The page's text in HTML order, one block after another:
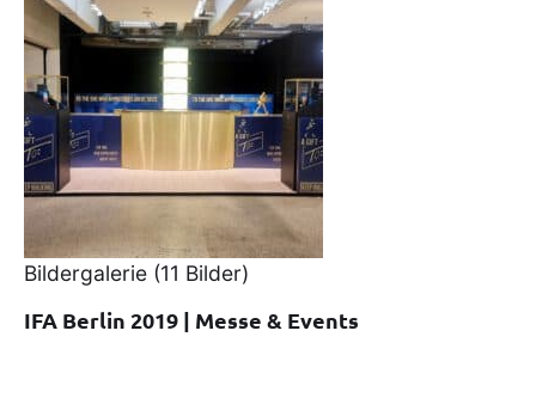
Bildergalerie (11 Bilder)
IFA Berlin 2019 | Messe & Events